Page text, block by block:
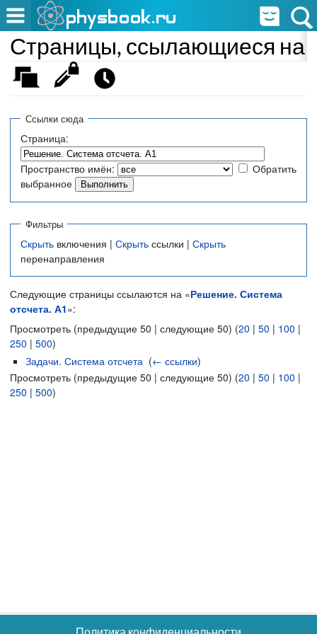
Страницы, ссылающиеся на
Ссылки сюда
Страница:
Пространство имён:
Обратить
выбранное
Фильтры
Скрыть включения | Скрыть ссылки | Скрыть
перенаправления
Следующие страницы ссылаются на «Решение. Система
отсчета. А1»:
Просмотреть (предыдущие 50 | следующие 50) (20 | 50 | 100 |
250 | 500)
Задачи. Система отсчета (← ссылки)
Просмотреть (предыдущие 50 | следующие 50) (20 | 50 | 100 |
250 | 500)
Политика конфиденциальности